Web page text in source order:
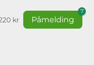
kr Påmelding
7